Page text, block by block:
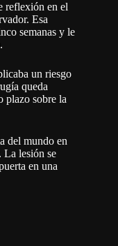
reflexión en el
Esa
semanas y le
un riesgo
queda
plazo sobre la
del mundo en
La lesión se
en una